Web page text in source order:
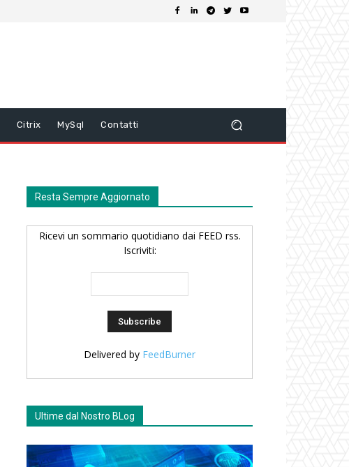
Citrix MySql Contatti
Resta Sempre Aggiornato
Ricevi un sommario quotidiano dai FEED rss.
Iscriviti:
Delivered by FeedBurner
Ultime dal Nostro BLog